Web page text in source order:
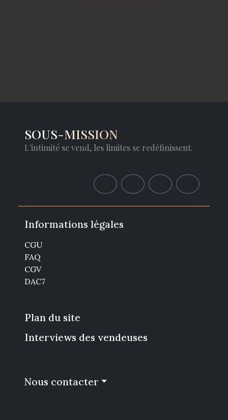
SOUS-MISSION
L'intimité se vend, les limites se redéfinissent.
Informations légales
CGU
FAQ
CGV
DAC7
Plan du site
Interviews des vendeuses
Nous contacter